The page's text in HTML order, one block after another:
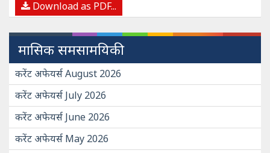
Download as PDF...
मासिक समसामयिकी
करेंट अफेयर्स August 2026
करेंट अफेयर्स July 2026
करेंट अफेयर्स June 2026
करेंट अफेयर्स May 2026